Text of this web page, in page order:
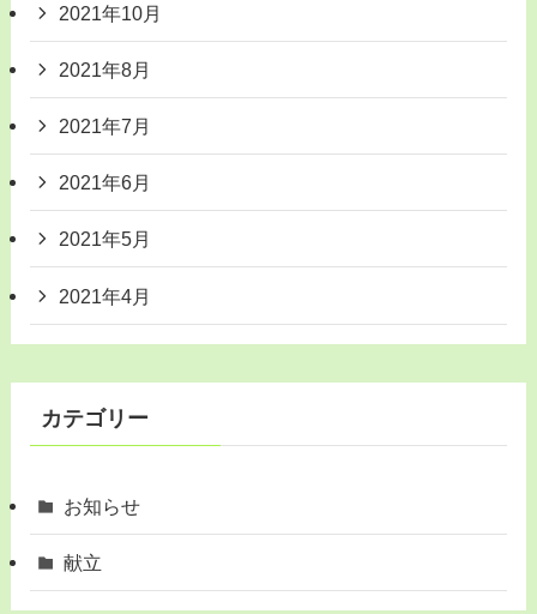
2021年10月
2021年8月
2021年7月
2021年6月
2021年5月
2021年4月
カテゴリー
お知らせ
献立